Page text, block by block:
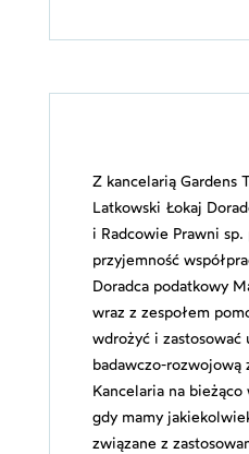
Z kancelarią Gardens
Latkowski Łokaj
i Radcowie Prawni sp.
przyjemność
Doradca podatkowy
wraz z zespołem
wdrożyć i zastosować
badawczo-rozwojową
Kancelaria na bieżąco
gdy mamy
związane z